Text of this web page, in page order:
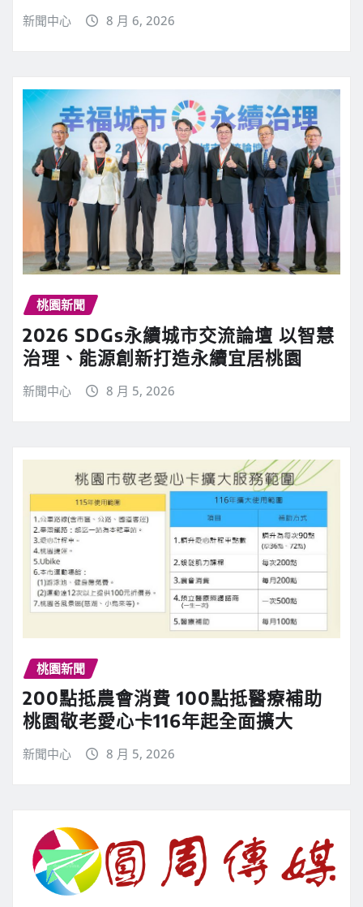
新聞中心 8 月 6, 2026
桃園新聞
2026 SDGs永續城市交流論壇 以智慧
治理、能源創新打造永續宜居桃園
新聞中心 8 月 5, 2026
桃園新聞
200點抵農會消費 100點抵醫療補助
桃園敬老愛心卡116年起全面擴大
新聞中心 8 月 5, 2026